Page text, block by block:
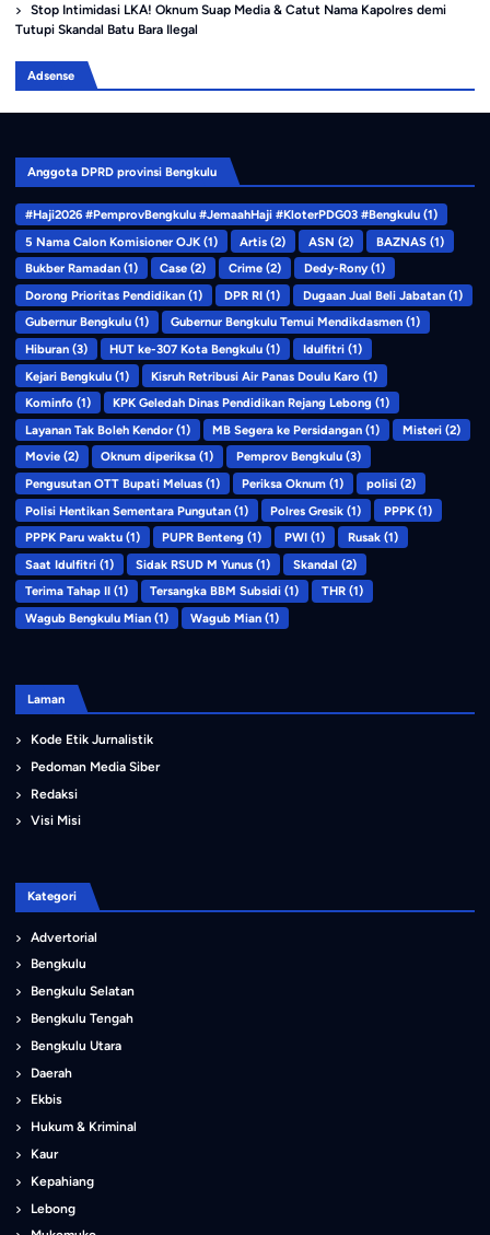
Stop Intimidasi LKA! Oknum Suap Media & Catut Nama Kapolres demi
Tutupi Skandal Batu Bara Ilegal
Adsense
Anggota DPRD provinsi Bengkulu
#Haji2026 #PemprovBengkulu #JemaahHaji #KloterPDG03 #Bengkulu(1)
5 Nama Calon Komisioner OJK(1) Artis (2) ASN (2) BAZNAS (1)
Bukber Ramadan(1) Case (2) Crime (2) Dedy-Rony(1)
Dorong Prioritas Pendidikan(1) DPR RI (1) Dugaan Jual Beli Jabatan (1)
Gubernur Bengkulu(1) Gubernur Bengkulu Temui Mendikdasmen (1)
Hiburan(3) HUT ke-307 Kota Bengkulu (1) Idulfitri (1)
Kejari Bengkulu(1) Kisruh Retribusi Air Panas Doulu Karo (1)
Kominfo(1) KPK Geledah Dinas Pendidikan Rejang Lebong (1)
Layanan Tak Boleh Kendor(1) MB Segera ke Persidangan (1) Misteri (2)
Movie(2) Oknum diperiksa (1) Pemprov Bengkulu (3)
Pengusutan OTT Bupati Meluas(1) Periksa Oknum (1) polisi (2)
Polisi Hentikan Sementara Pungutan(1) Polres Gresik (1) PPPK (1)
PPPK Paru waktu(1) PUPR Benteng (1) PWI (1) Rusak (1)
Saat Idulfitri(1) Sidak RSUD M Yunus (1) Skandal (2)
Terima Tahap II(1) Tersangka BBM Subsidi (1) THR (1)
Wagub Bengkulu Mian(1) Wagub Mian (1)
Laman
Kode Etik Jurnalistik
Pedoman Media Siber
Redaksi
Visi Misi
Kategori
Advertorial
Bengkulu
Bengkulu Selatan
Bengkulu Tengah
Bengkulu Utara
Daerah
Ekbis
Hukum & Kriminal
Kaur
Kepahiang
Lebong